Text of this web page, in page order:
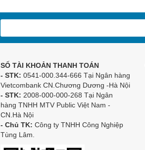
SỐ TÀI KHOẢN THANH TOÁN
- STK: 0541-000.344-666 Tại Ngân hàng
Vietcombank CN.Chương Dương -Hà Nội
- STK: 2008-000-000-268 Tại Ngân
hàng TNHH MTV Public Việt Nam -
CN.Hà Nội
- Chủ TK: Công ty TNHH Công Nghiệp
Tùng Lâm.